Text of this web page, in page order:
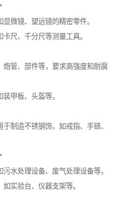
微镜、望远镜的精密零件。
尺、千分尺等测量工具。
管、部件等，要求高强度和耐腐
甲板、头盔等。
制造不锈钢饰，如戒指、手链、
水处理设备、废气处理设备等。
实验台、仪器支架等。